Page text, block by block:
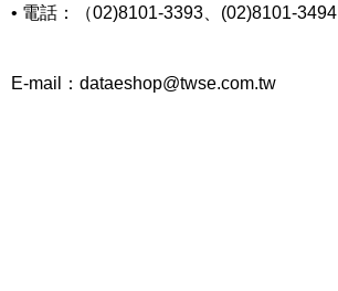
• 電話：（02)8101-3393、(02)8101-3494
E-mail：dataeshop@twse.com.tw